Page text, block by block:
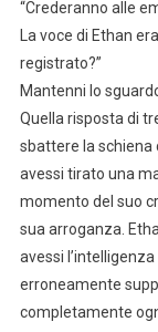
“Crederanno alle
La voce di Ethan
registrato?”
Mantenni lo
Quella risposta di
sbattere la schiena
avessi tirato una
momento del suo
sua arroganza.
avessi
erroneamente
completamente